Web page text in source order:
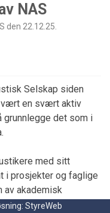
NAS
den 22.12.25.
Selskap siden
vært en svært aktiv
grunnlegge det som i
med sitt
i prosjekter og faglige
av akademisk
med på å forme det
StyreWeb